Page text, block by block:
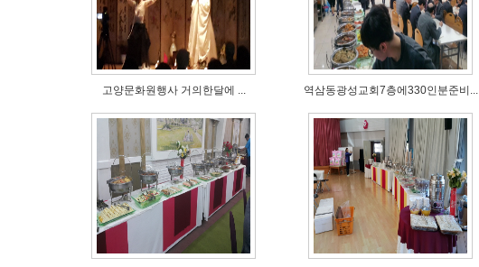
고양문화원행사 거의한달에 ... 역삼동광성교회7층에330인분준비...